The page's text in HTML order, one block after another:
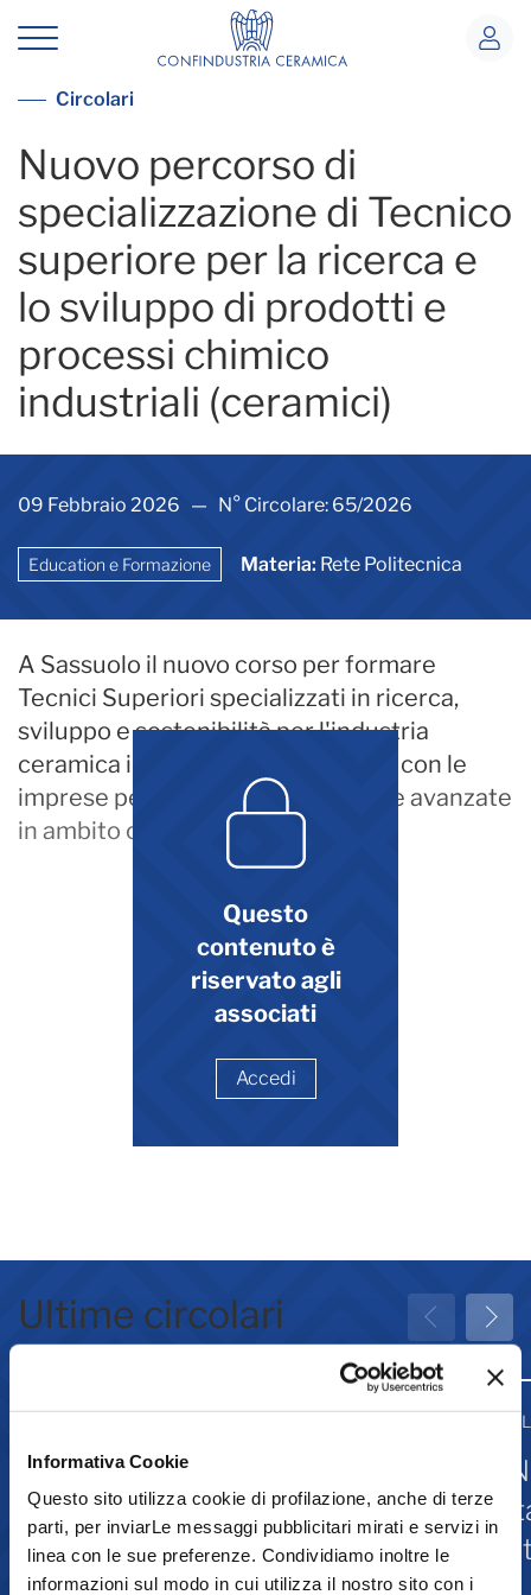
Informativa Cookie
Questo sito utilizza cookie di profilazione, anche di terze
parti, per inviarLe messaggi pubblicitari mirati e servizi in
linea con le sue preferenze. Condividiamo inoltre le
informazioni sul modo in cui utilizza il nostro sito con i
Nuovo percorso di specializzazione
Vedi tutte le circolari
Circolari
Nuovo percorso di
specializzazione di Tecnico
superiore per la ricerca e
lo sviluppo di prodotti e
processi chimico
industriali (ceramici)
09 Febbraio 2026 — N° Circolare: 65/2026
Education e Formazione Materia: Rete Politecnica
Questo
contenuto è
riservato agli
associati
Accedi
A Sassuolo il nuovo corso per formare
Tecnici Superiori specializzati in ricerca,
sviluppo e sostenibilità per l'industria
ceramica in stretta collaborazione con le
imprese per garantire competenze avanzate
in ambito chimico e tecnologico.
Ultime circolari
Greenwashing: attività
associative
31